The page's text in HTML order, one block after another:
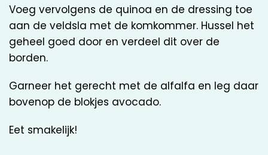
Voeg vervolgens de quinoa en de dressing toe
aan de veldsla met de komkommer. Hussel het
geheel goed door en verdeel dit over de
borden.
Garneer het gerecht met de alfalfa en leg daar
bovenop de blokjes avocado.
Eet smakelijk!